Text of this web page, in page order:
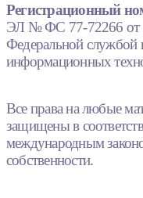
Регистрационный
ЭЛ № ФС 77-72266 от
Федеральной службой
информационных
Все права на любые
защищены в
международным
собственности.